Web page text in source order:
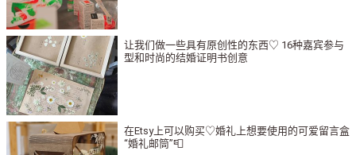
让我们做一些具有原创性的东西♡ 16种嘉宾参与
型和时尚的结婚证明书创意
在Etsy上可以购买♡婚礼上想要使用的可爱留言盒
“婚礼邮筒”📮